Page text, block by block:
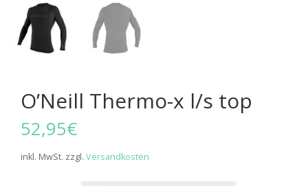
O’Neill Thermo-x l/s top
52,95€
inkl. MwSt. zzgl. Versandkosten